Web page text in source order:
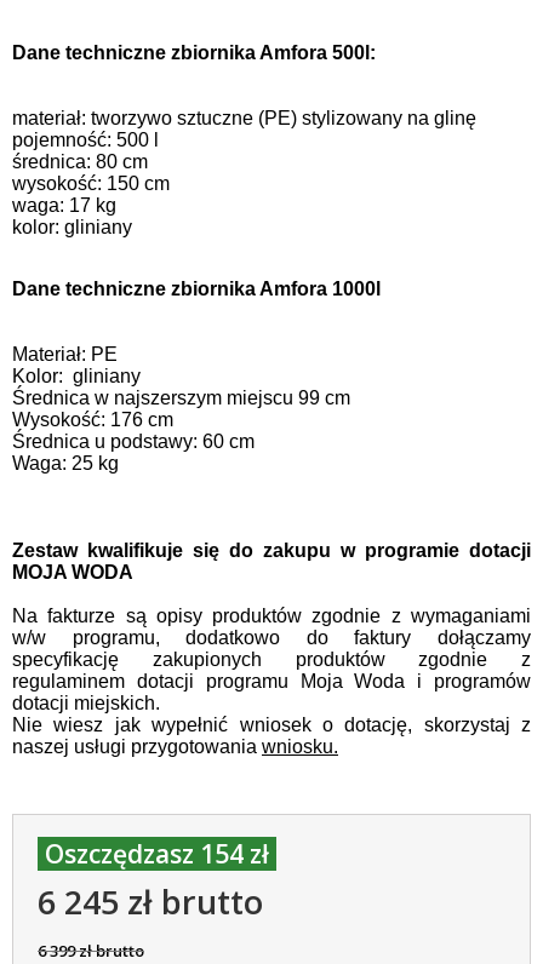
Dane techniczne zbiornika Amfora 500l:
materiał: tworzywo sztuczne (PE) stylizowany na glinę
pojemność: 500 l
średnica: 80 cm
wysokość: 150 cm
waga: 17 kg
kolor: gliniany
Dane techniczne zbiornika Amfora 1000l
Materiał: PE
Kolor: gliniany
Średnica w najszerszym miejscu 99 cm
Wysokość: 176 cm
Średnica u podstawy: 60 cm
Waga: 25 kg
Zestaw kwalifikuje się do zakupu w programie dotacji
MOJA WODA
Na fakturze są opisy produktów zgodnie z wymaganiami
w/w programu, dodatkowo do faktury dołączamy
specyfikację zakupionych produktów zgodnie z
regulaminem dotacji programu Moja Woda i programów
dotacji miejskich.
Nie wiesz jak wypełnić wniosek o dotację, skorzystaj z
naszej usługi przygotowania wniosku.
Oszczędzasz 154 zł
6 245 zł brutto
6 399 zł brutto